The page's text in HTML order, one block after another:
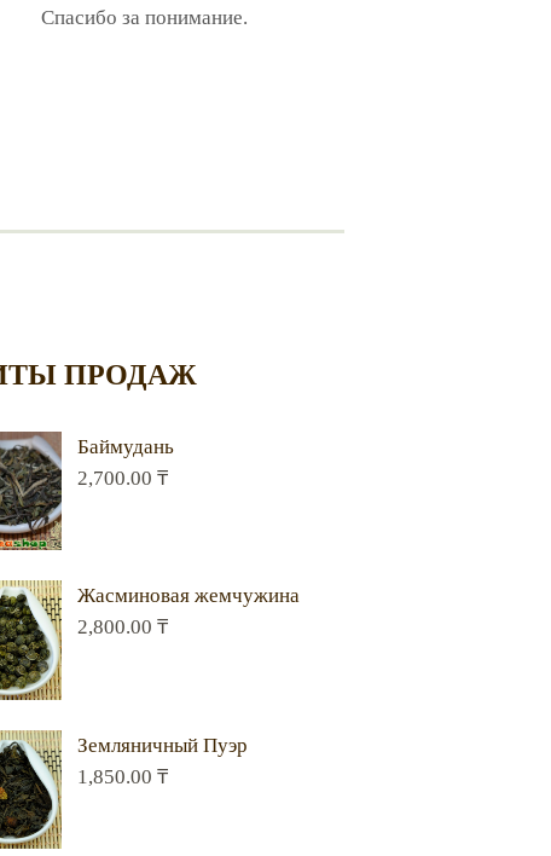
Спасибо за понимание.
ПРОДАЖ
Баймудань
2,700.00 ₸
Жасминовая жемчужина
2,800.00 ₸
Земляничный Пуэр
1,850.00 ₸